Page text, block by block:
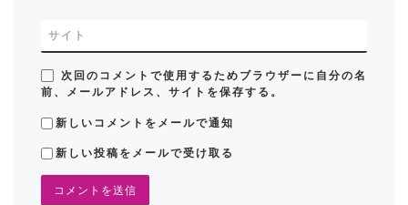
サイト
次回のコメントで使用するためブラウザーに自分の名
前、メールアドレス、サイトを保存する。
新しいコメントをメールで通知
新しい投稿をメールで受け取る